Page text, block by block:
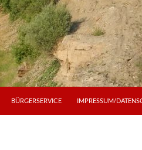
BÜRGERSERVICE IMPRESSUM/